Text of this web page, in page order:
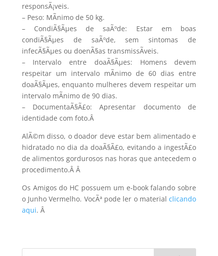
responsÃ¡veis.
– Peso: MÃ­nimo de 50 kg.
– CondiÃ§Ãµes de saÃºde: Estar em boas
condiÃ§Ãµes de saÃºde, sem sintomas de
infecÃ§Ãµes ou doenÃ§as transmissÃ­veis.
– Intervalo entre doaÃ§Ãµes: Homens devem
respeitar um intervalo mÃ­nimo de 60 dias entre
doaÃ§Ãµes, enquanto mulheres devem respeitar um
intervalo mÃ­nimo de 90 dias.
– DocumentaÃ§Ã£o: Apresentar documento de
identidade com foto.Â
AlÃ©m disso, o doador deve estar bem alimentado e
hidratado no dia da doaÃ§Ã£o, evitando a ingestÃ£o
de alimentos gordurosos nas horas que antecedem o
procedimento.Â Â
Os Amigos do HC possuem um e-book falando sobre
o Junho Vermelho. VocÃª pode ler o materialclicando
aqui. Â